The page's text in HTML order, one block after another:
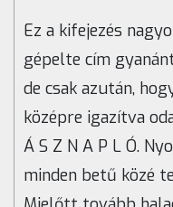
Ez a kifejezés
gépelte cím
de csak azután,
középre igazítva
Á S Z N A P L Ó.
minden betű közé